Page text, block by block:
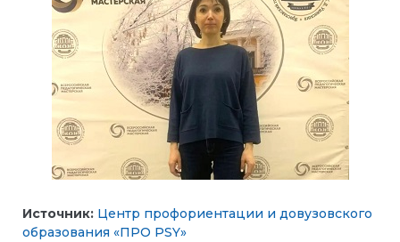
Источник: Центр профориентации и довузовского
образования «ПРО PSY»